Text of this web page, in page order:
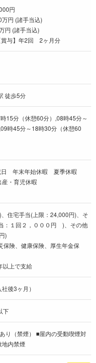
円
万円 (諸手当込)
円 (諸手当込)
賞与】年2回 2ヶ月分
徒歩5分
15分（休憩60分）,08時45分～
時45分～18時30分（休憩60
日 年末年始休暇 夏季休暇
・育児休暇
住宅手当(上限：24,000円)、そ
：１回２，０００円 )、その他
)
保険、健康保険、厚生年金保
以上で支給
後3ヶ月）
下
り（禁煙） ■屋内の受動喫煙対
内禁煙